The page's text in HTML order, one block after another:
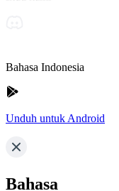
Bahasa Indonesia
Unduh untuk Android
Bahasa